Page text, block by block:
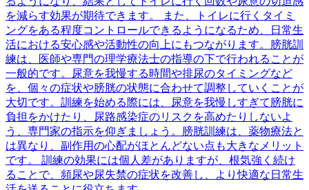
を減らす効果が期待できます。 また、トイレに行くタイミ
ングをある程度コントロールできるようになるため、日常生
活における安心感や活動性の向上にもつながります。膀胱訓
練は、医師や専門の理学療法士の指導の下で行われることが
一般的です。尿意を我慢する時間や排尿のタイミングなど
を、個々の症状や膀胱の状態に合わせて調整していくことが
大切です。訓練を始める際には、尿意を我慢しすぎて膀胱に
負担をかけたり、尿路感染症のリスクを高めたりしないよ
う、専門家の指示を仰ぎましょう。膀胱訓練は、薬物療法と
は異なり、副作用の心配がほとんどない点も大きなメリット
です。 訓練の効果には個人差がありますが、根気強く続け
ることで、頻尿や尿失禁の症状を改善し、より快適な日常生